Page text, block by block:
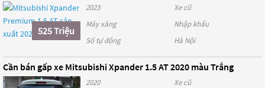
525 Triệu
2023
Xe cũ
Máy xăng
Nhập khẩu
Số tự động
Hà Nội
Cần bán gấp xe Mitsubishi Xpander 1.5 AT 2020 màu Trắng
2020
Xe cũ